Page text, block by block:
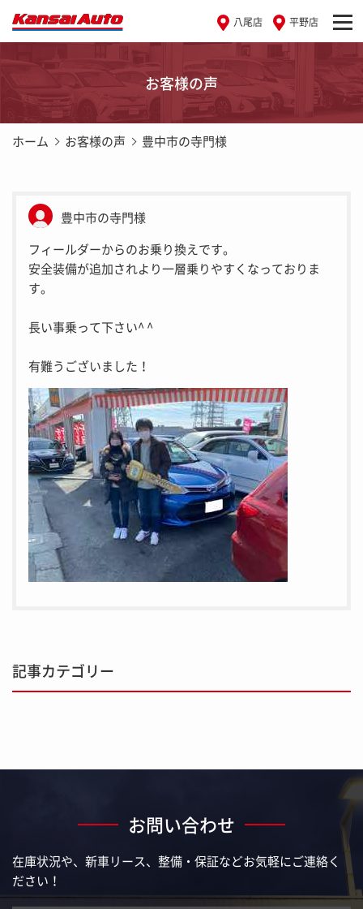
八尾店 平野店
お客様の声
ホーム お客様の声 豊中市の寺門様
豊中市の寺門様
フィールダーからのお乗り換えです。
安全装備が追加されより一層乗りやすくなっておりま
す。
長い事乗って下さい^ ^
有難うございました！
記事カテゴリー
お問い合わせ
在庫状況や、新車リース、整備・保証などお気軽にご連絡く
ださい！